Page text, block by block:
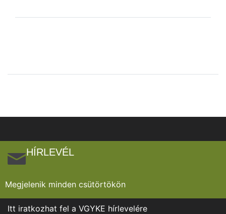
HÍRLEVÉL
Megjelenik minden csütörtökön
Itt iratkozhat fel a VGYKE hírlevelére